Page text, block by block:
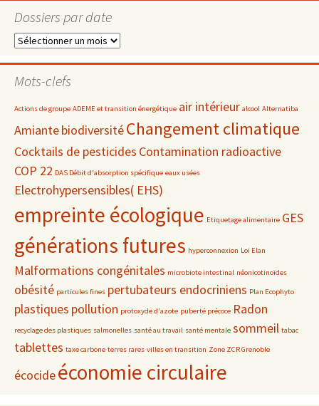
Dossiers par date
Dossiers
date
Mots-clefs
Actions de groupe ADEME et transition énergétique air intérieur alcool Alternatiba
AmiantebiodiversitéChangement climatique
Cocktails de pesticides Contamination radioactive
COP 22 DAS Débit d'absorption spécifique eaux usées
Electrohypersensibles( EHS)
empreinte écologique Etiquetage alimentaire GES
générations futures hyperconnexion Loi Elan
Malformations congénitales microbiote intestinal néonicotinoïdes
obésité particules fines pertubateurs endocriniens Plan Ecophyto
plastiques pollution protoxyde d'azote puberté précoce Radon
recyclage des plastiques salmonelles santé au travail santé mentale sommeil tabac
tablettes taxe carbone terres rares villes en transition Zone ZCR Grenoble
écocideéconomie circulaire